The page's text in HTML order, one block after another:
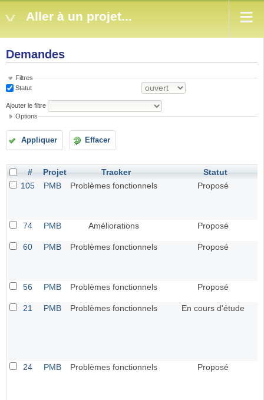
Aller à un projet...
Demandes
Filtres
Statut
Ajouter le filtre
Options
Appliquer Effacer
# Projet Tracker
Statut
105
PMB Problèmes fonctionnels Proposé
74 PMB Améliorations Proposé
60 PMB Problèmes fonctionnels Proposé
56 PMB Problèmes fonctionnels Proposé
21 PMB Problèmes fonctionnels En cours d'étude
24 PMB Problèmes fonctionnels Proposé